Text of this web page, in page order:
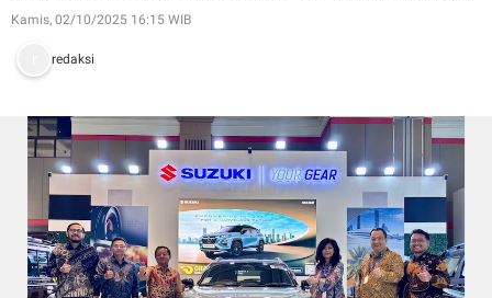
Kamis, 02/10/2025 16:15 WIB
redaksi